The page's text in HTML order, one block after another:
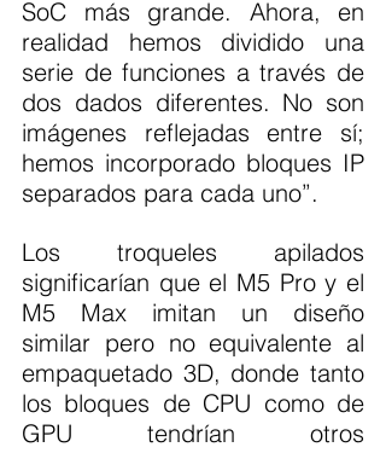
SoC más grande. Ahora, en
realidad hemos dividido una
serie de funciones a través de
dos dados diferentes. No son
imágenes reflejadas entre sí;
hemos incorporado bloques IP
separados para cada uno”.
Los troqueles apilados
significarían que el M5 Pro y el
M5 Max imitan un diseño
similar pero no equivalente al
empaquetado 3D, donde tanto
los bloques de CPU como de
GPU tendrían otros